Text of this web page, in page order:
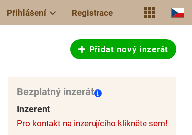
Přihlášení Registrace
Přidat nový inzerát
Bezplatný inzerát
Inzerent
Pro kontakt na inzerujícího klikněte sem!